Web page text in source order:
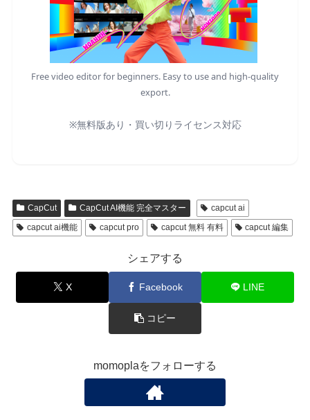
Free video editor for beginners. Easy to use and high-quality
export.
※無料版あり・買い切りライセンス対応
CapCut CapCut AI機能 完全マスター
capcut ai
capcut ai機能
capcut pro capcut 無料 有料 capcut 編集
シェアする
X Facebook LINE
コピー
momoplaをフォローする